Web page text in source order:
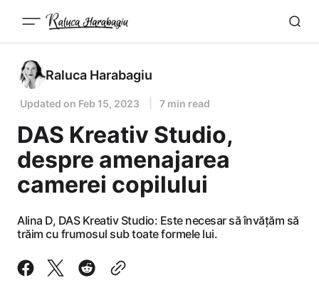
Raluca Harabagiu
Updated on Feb 15, 2023 7 min read
DAS Kreativ Studio,
despre amenajarea
camerei copilului
Alina D, DAS Kreativ Studio: Este necesar să învățăm să
trăim cu frumosul sub toate formele lui.